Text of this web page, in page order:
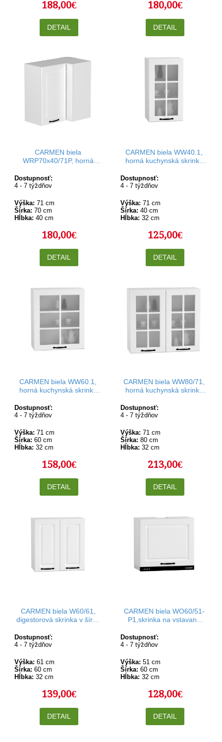
188,00€
DETAIL
180,00€
DETAIL
CARMEN biela
WRP70x40/71P, horná
70x40 cm a výške 71 cm
Dostupnosť:
4 - 7 týždňov
Výška: 71 cm
Šírka: 70 cm
Hĺbka: 40 cm
180,00€
DETAIL
CARMEN biela WW40.1,
horná kuchynská skrinka
výške 71 cm
Dostupnosť:
4 - 7 týždňov
Výška: 71 cm
Šírka: 40 cm
Hĺbka: 32 cm
125,00€
DETAIL
CARMEN biela WW60.1,
horná kuchynská skrinka
výške 71 cm
Dostupnosť:
4 - 7 týždňov
Výška: 71 cm
Šírka: 60 cm
Hĺbka: 32 cm
158,00€
DETAIL
CARMEN biela WW80/71,
horná kuchynská skrinka
výške 71 cm
Dostupnosť:
4 - 7 týždňov
Výška: 71 cm
Šírka: 80 cm
Hĺbka: 32 cm
213,00€
DETAIL
CARMEN biela W60/61,
digestorová skrinka v šírke
Dostupnosť:
4 - 7 týždňov
Výška: 61 cm
Šírka: 60 cm
Hĺbka: 32 cm
139,00€
DETAIL
CARMEN biela WO60/51-
P1,skrinka na vstavaný
výške 51 cm
Dostupnosť:
4 - 7 týždňov
Výška: 51 cm
Šírka: 60 cm
Hĺbka: 32 cm
128,00€
DETAIL